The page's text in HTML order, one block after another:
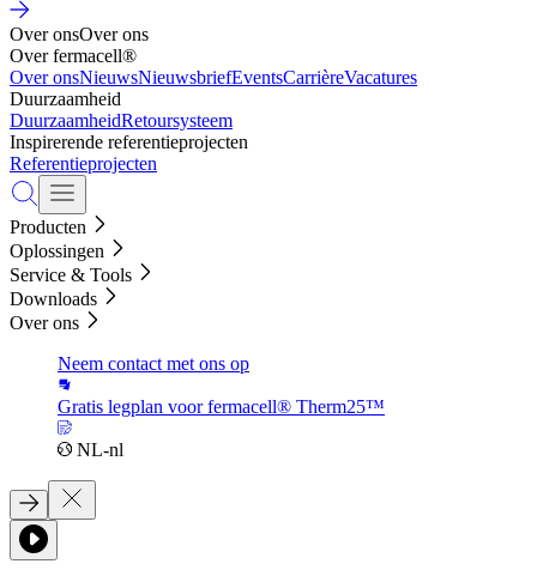
Over onsOver ons
Over fermacell®
Over onsNieuwsNieuwsbriefEventsCarrièreVacatures
Duurzaamheid
DuurzaamheidRetoursysteem
Inspirerende referentieprojecten
Referentieprojecten
Producten
Oplossingen
Service & Tools
Downloads
Over ons
Neem contact met ons op
Gratis legplan voor fermacell® Therm25™
NL-nl